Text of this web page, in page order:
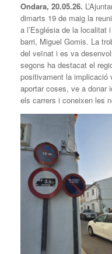
Ondara, 20.05.26.
dimarts 19 de maig la
a l’Església de la localitat
barri, Miguel Gomis. La
del veïnat i es va
segons ha destacat el
positivament la implicació
aportar coses, ve a donar
els carrers i coneixen les